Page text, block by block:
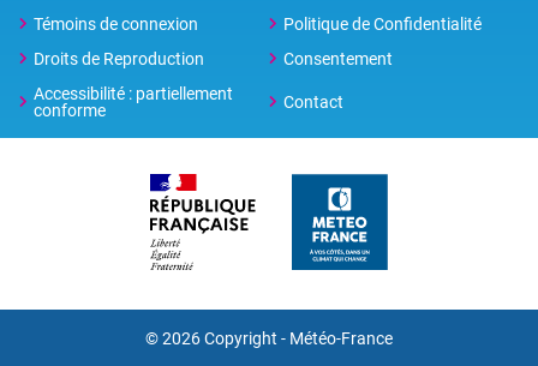
Témoins de connexion
Politique de Confidentialité
Droits de Reproduction
Consentement
Accessibilité : partiellement
conforme
Contact
© 2026 Copyright - Météo-France